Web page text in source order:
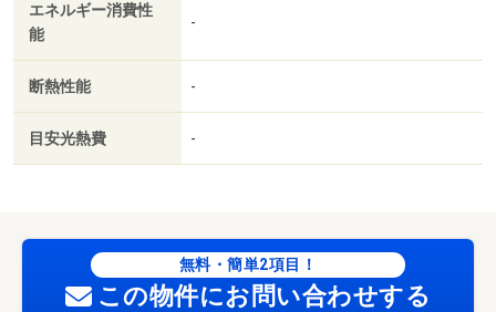
エネルギー消費性
能
-
断熱性能 -
目安光熱費 -
無料・簡単2項目！
この物件にお問い合わせする